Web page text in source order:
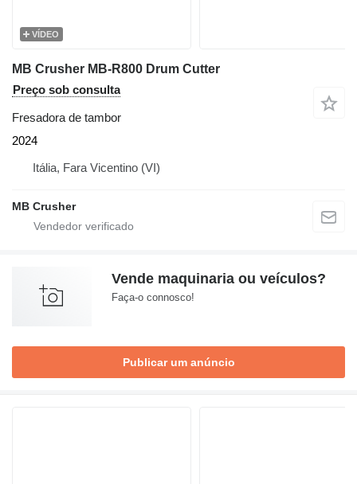
VÍDEO
MB Crusher MB-R800 Drum Cutter
Preço sob consulta
Fresadora de tambor
2024
Itália, Fara Vicentino (VI)
MB Crusher
Vende maquinaria ou veículos?
Faça-o connosco!
Publicar um anúncio